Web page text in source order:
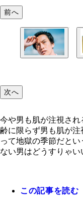
（左から
プ） 資生
KOSE「サ
768円
（左から
グフォー
トリートメ
（130ml）
前へ
次へ
今や男も肌が注視さ
齢に限らず男も肌が
って地獄の季節だと
ない男はどうすりゃい
この記事を読む